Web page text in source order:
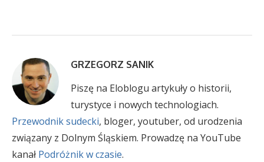
GRZEGORZ SANIK
Piszę na Eloblogu artykuły o historii,
turystyce i nowych technologiach.
Przewodnik sudecki, bloger, youtuber, od urodzenia
związany z Dolnym Śląskiem. Prowadzę na YouTube
kanał Podróżnik w czasie.